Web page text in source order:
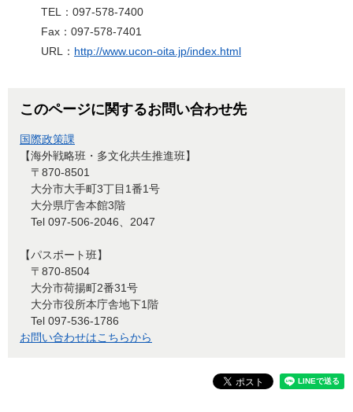
TEL：097-578-7400
Fax：097-578-7401
URL： http://www.ucon-oita.jp/index.html
このページに関するお問い合わせ先
国際政策課
【海外戦略班・多文化共生推進班】
〒870-8501
大分市大手町3丁目1番1号
大分県庁舎本館3階
Tel 097-506-2046、2047
【パスポート班】
〒870-8504
大分市荷揚町2番31号
大分市役所本庁舎地下1階
Tel 097-536-1786
お問い合わせはこちらから